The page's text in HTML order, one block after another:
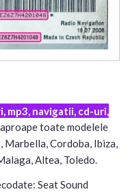
mp3, navigatii, cd-uri,
toate modelele
Marbella, Cordoba, Ibiza,
Altea, Toledo.
Seat Sound